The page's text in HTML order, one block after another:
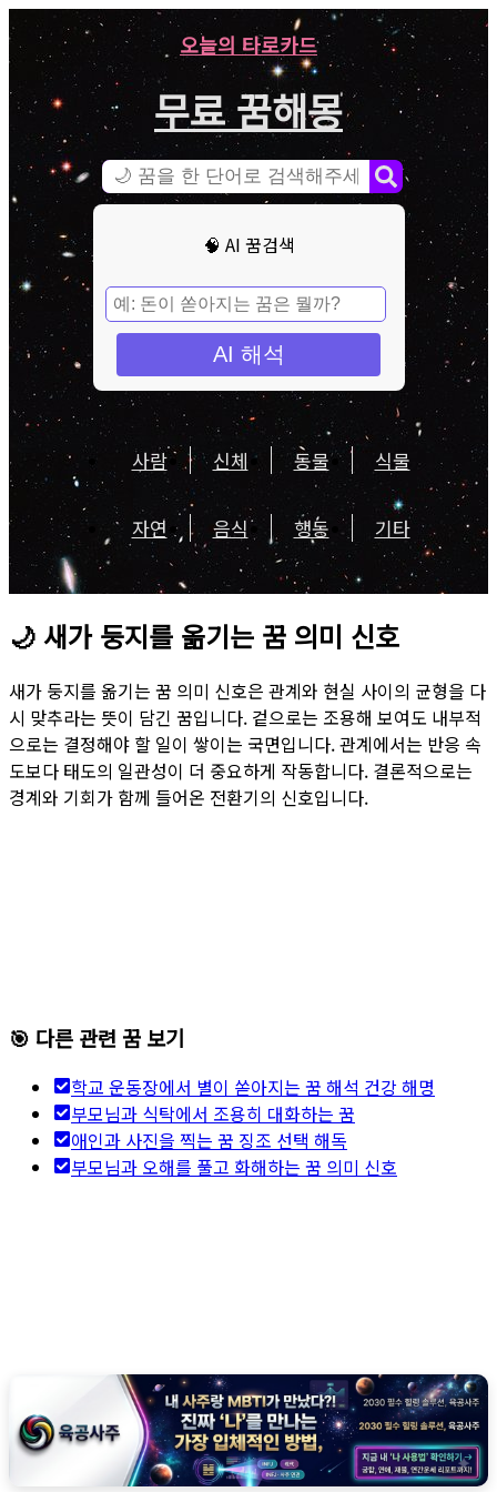
오늘의 타로카드
무료 꿈해몽
🧠 AI 꿈검색
AI 해석
사람 신체 동물 식물
자연 음식 행동 기타
🌙 새가 둥지를 옮기는 꿈 의미 신호
새가 둥지를 옮기는 꿈 의미 신호은 관계와 현실 사이의 균형을 다
시 맞추라는 뜻이 담긴 꿈입니다. 겉으로는 조용해 보여도 내부적
으로는 결정해야 할 일이 쌓이는 국면입니다. 관계에서는 반응 속
도보다 태도의 일관성이 더 중요하게 작동합니다. 결론적으로는
경계와 기회가 함께 들어온 전환기의 신호입니다.
🎯 다른 관련 꿈 보기
학교 운동장에서 별이 쏟아지는 꿈 해석 건강 해명
부모님과 식탁에서 조용히 대화하는 꿈
애인과 사진을 찍는 꿈 징조 선택 해독
부모님과 오해를 풀고 화해하는 꿈 의미 신호